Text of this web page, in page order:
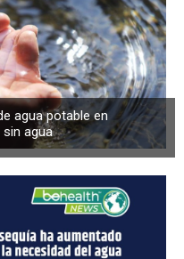
agua potable en
sin agua